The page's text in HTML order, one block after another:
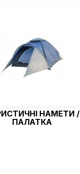
НАМЕТИ /
ПАЛАТКА